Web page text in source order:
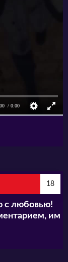
18
с любовью!
им